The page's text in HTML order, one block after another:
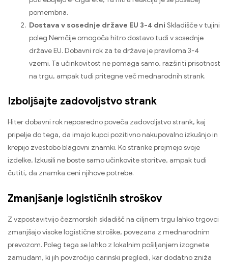
pomembna.
Dostava v sosednje države EU 3-4 dni Skladišče v tujini
poleg Nemčije omogoča hitro dostavo tudi v sosednje
države EU. Dobavni rok za te države je praviloma 3-4
vzemi. Ta učinkovitost ne pomaga samo, razširiti prisotnost
na trgu, ampak tudi pritegne več mednarodnih strank.
Izboljšajte zadovoljstvo strank
Hiter dobavni rok neposredno poveča zadovoljstvo strank, kaj
pripelje do tega, da imajo kupci pozitivno nakupovalno izkušnjo in
krepijo zvestobo blagovni znamki. Ko stranke prejmejo svoje
izdelke, Izkusili ne boste samo učinkovite storitve, ampak tudi
čutiti, da znamka ceni njihove potrebe.
Zmanjšanje logističnih stroškov
Z vzpostavitvijo čezmorskih skladišč na ciljnem trgu lahko trgovci
zmanjšajo visoke logistične stroške, povezana z mednarodnim
prevozom. Poleg tega se lahko z lokalnim pošiljanjem izognete
zamudam, ki jih povzročijo carinski pregledi, kar dodatno zniža